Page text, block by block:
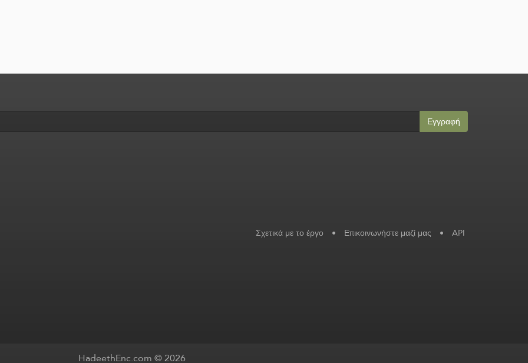
Εγγραφή
Σχετικά με το έργο • Επικοινωνήστε μαζί μας • API
HadeethEnc.com © 2026